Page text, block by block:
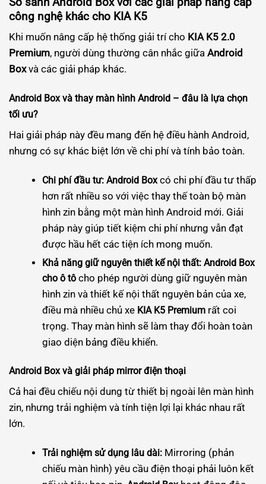
công nghệ khác cho KIA K5
Khi muốn nâng cấp hệ thống giải trí cho KIA K5 2.0
Premium, người dùng thường cân nhắc giữa Android
Boxvà các giải pháp khác.
Android Box và thay màn hình Android – đâu là lựa chọn
tối ưu?
Hai giải pháp này đều mang đến hệ điều hành Android,
nhưng có sự khác biệt lớn về chi phí và tính bảo toàn.
Chi phí đầu tư: Android Boxcó chi phí đầu tư thấp
hơn rất nhiều so với việc thay thế toàn bộ màn
hình zin bằng một màn hình Android mới. Giải
pháp này giúp tiết kiệm chi phí nhưng vẫn đạt
được hầu hết các tiện ích mong muốn.
Khả năng giữ nguyên thiết kế nội thất: Android Box
cho ô tôcho phép người dùng giữ nguyên màn
hình zin và thiết kế nội thất nguyên bản của xe,
điều mà nhiều chủ xe KIA K5 Premiumrất coi
trọng. Thay màn hình sẽ làm thay đổi hoàn toàn
giao diện bảng điều khiển.
Android Box và giải pháp mirror điện thoại
Cả hai đều chiếu nội dung từ thiết bị ngoài lên màn hình
zin, nhưng trải nghiệm và tính tiện lợi lại khác nhau rất
lớn.
Trải nghiệm sử dụng lâu dài:Mirroring (phản
chiếu màn hình) yêu cầu điện thoại phải luôn kết